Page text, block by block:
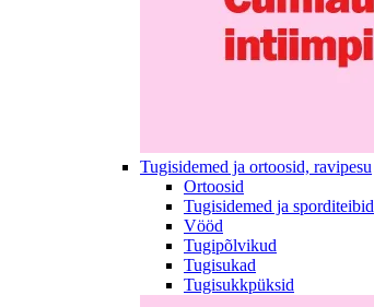
Tugisidemed ja ortoosid, ravipesu
Ortoosid
Tugisidemed ja sporditeibid
Vööd
Tugipõlvikud
Tugisukad
Tugisukkpüksid